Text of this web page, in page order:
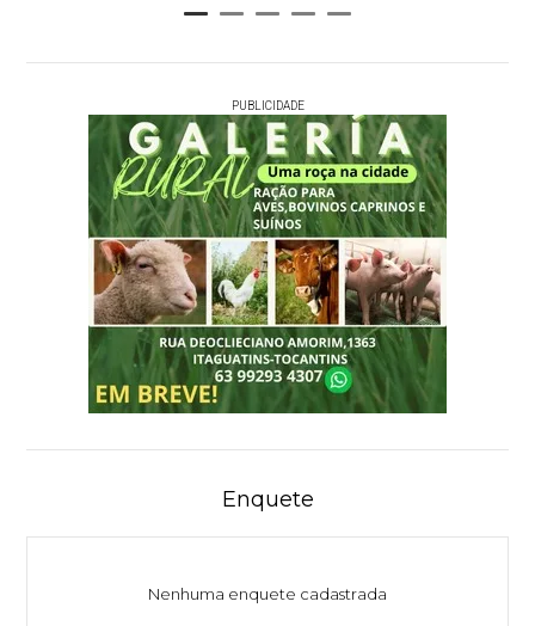
PUBLICIDADE
Enquete
Nenhuma enquete cadastrada